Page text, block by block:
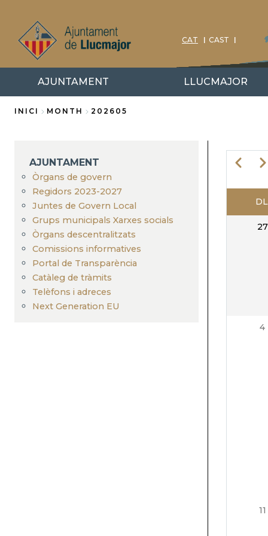
contingut
CAT CAST
AJUNTAMENT LLUCMAJOR
d'Ariadna
INICI MONTH 202605
AJUNTAMENT
Òrgans de govern
Regidors 2023-2027
Juntes de Govern Local
Grups municipals Xarxes socials
Òrgans descentralitzats
Comissions informatives
Portal de Transparència
Catàleg de tràmits
Telèfons i adreces
Next Generation EU
27
4
11